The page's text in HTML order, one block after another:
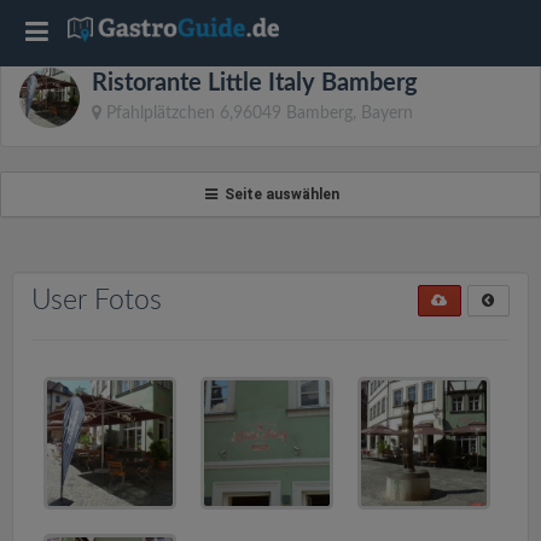
Ristorante Little Italy Bamberg
Pfahlplätzchen 6,96049 Bamberg, Bayern
Seite auswählen
User Fotos
T
o
l
n